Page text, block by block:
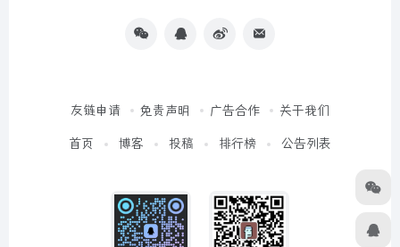
友链申请 免责声明 广告合作 关于我们
首页 博客 投稿 排行榜 公告列表